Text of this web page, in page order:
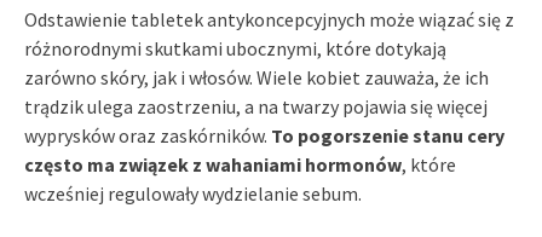
Odstawienie tabletek antykoncepcyjnych może wiązać się z
różnorodnymi skutkami ubocznymi, które dotykają
zarówno skóry, jak i włosów. Wiele kobiet zauważa, że ich
trądzik ulega zaostrzeniu, a na twarzy pojawia się więcej
wyprysków oraz zaskórników. To pogorszenie stanu cery
często ma związek z wahaniami hormonów, które
wcześniej regulowały wydzielanie sebum.